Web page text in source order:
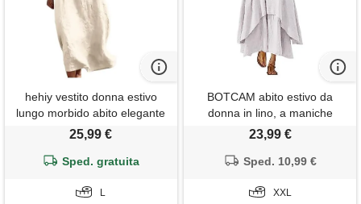
hehiy vestito donna estivo
lungo morbido abito elegante
donna a maniche 3/4 con
vestiti larghi traspiranti da
abiti casual comodo per
25,99 €
Sped. gratuita
L
BOTCAM abito estivo da
donna in lino, a maniche
lunghe/corte, stile maxi, con
scollo a v, pieghe, in lino, a
lungo da giorno, rétro
23,99 €
Sped. 10,99 €
XXL